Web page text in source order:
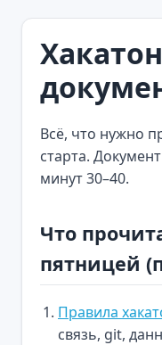
Всё, что нужно
старта.
минут 30–40.
Что
пятницей
Правила
связь, git,